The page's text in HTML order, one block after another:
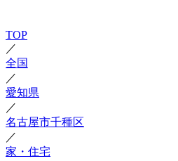
TOP
／
全国
／
愛知県
／
名古屋市千種区
／
家・住宅